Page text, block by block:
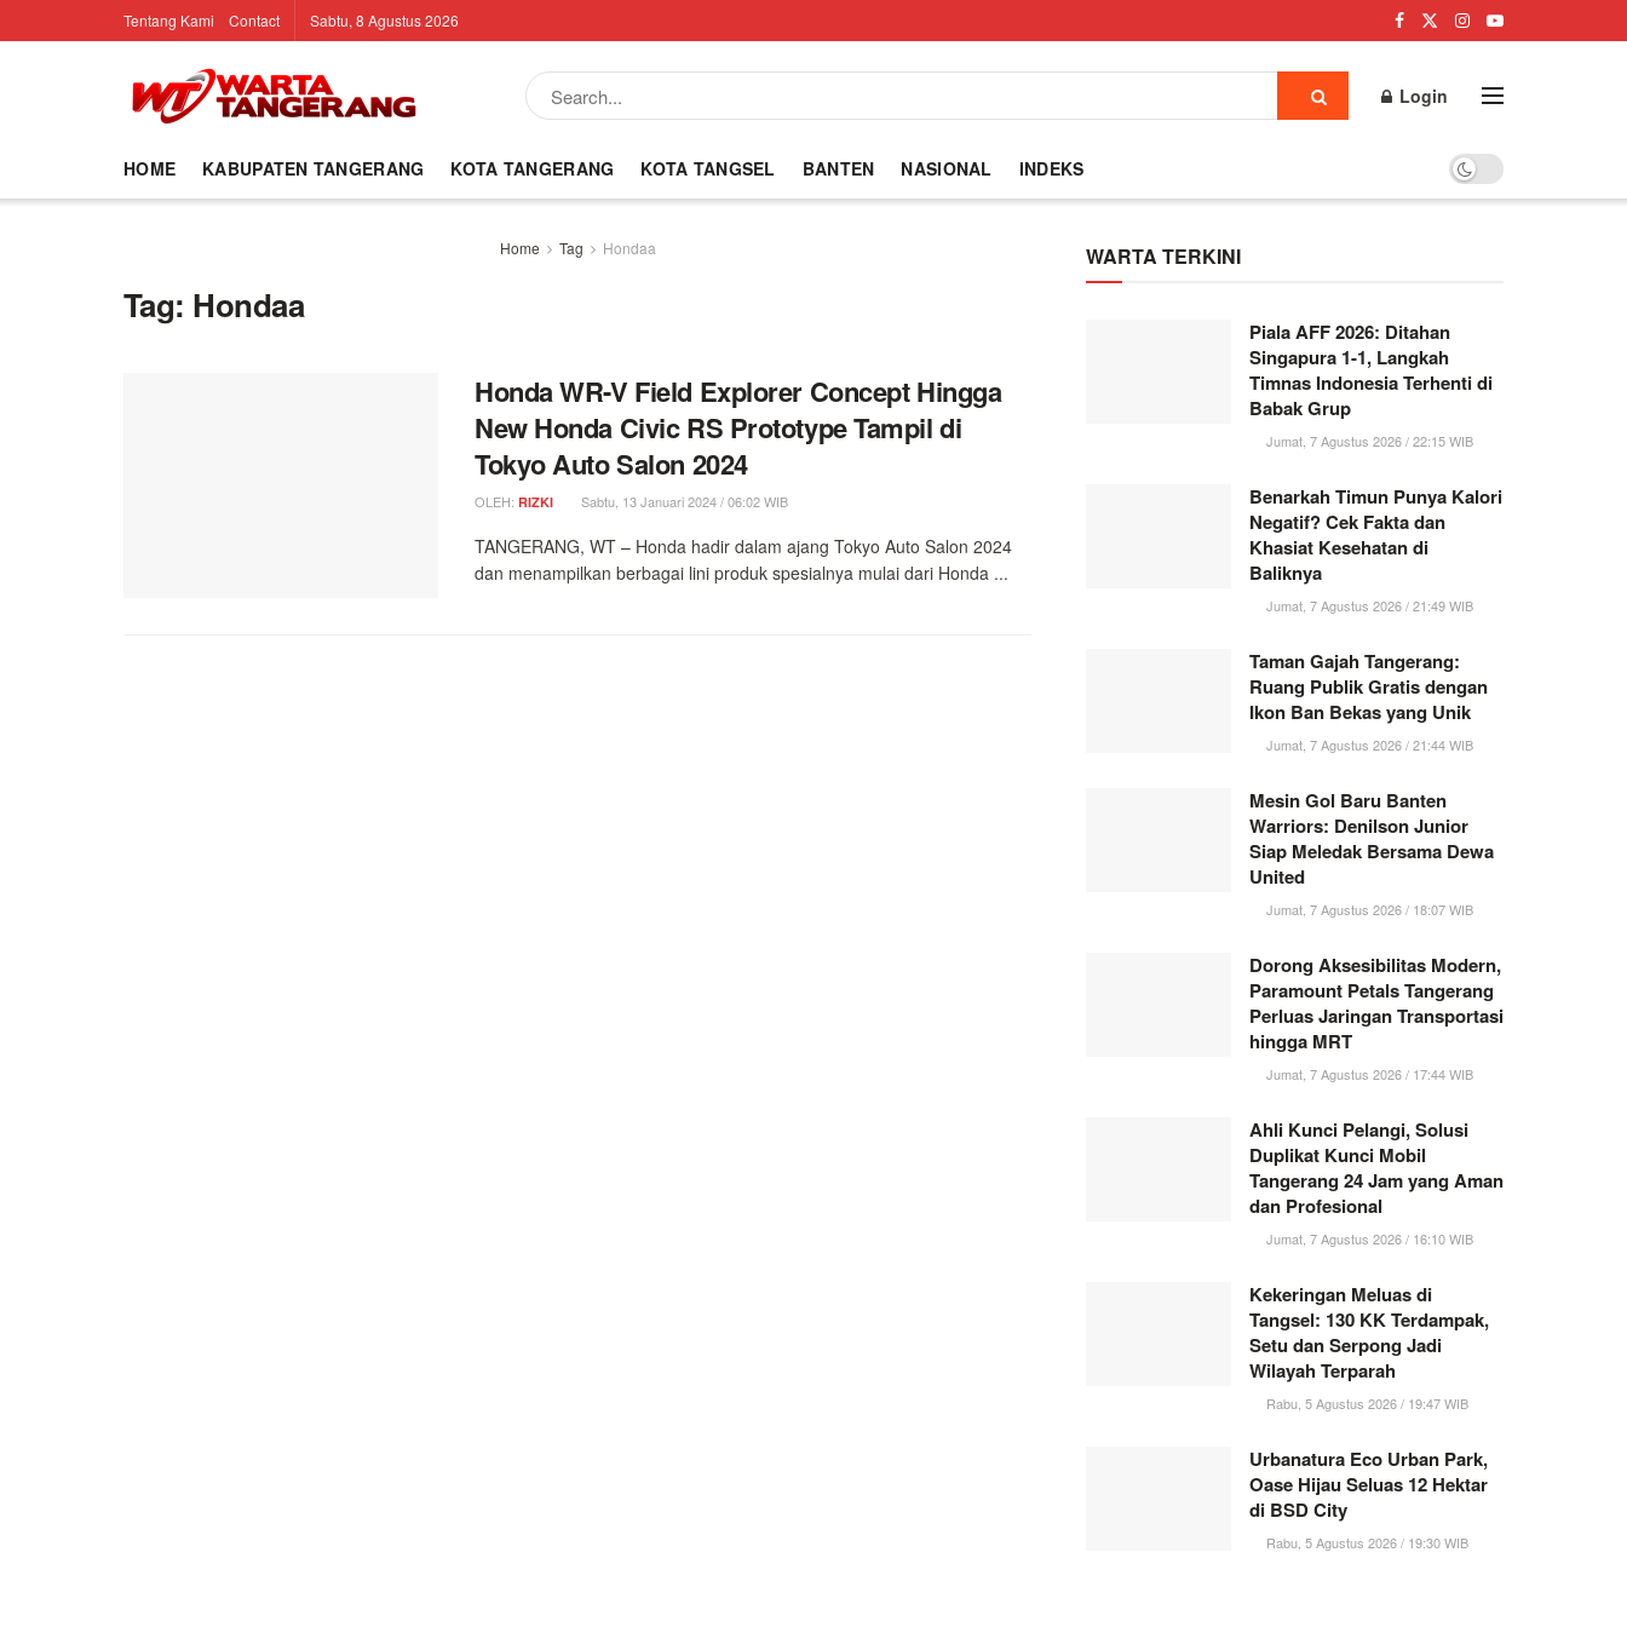
Tentang Kami Contact Sabtu, 8 Agustus 2026
Login
HOME KABUPATEN TANGERANG KOTA TANGERANG KOTA TANGSEL BANTEN NASIONAL INDEKS
Home Tag Hondaa
Tag: Hondaa
Honda WR-V Field Explorer Concept Hingga
New Honda Civic RS Prototype Tampil di
Tokyo Auto Salon 2024
OLEH: RIZKI Sabtu, 13 Januari 2024 / 06:02 WIB
TANGERANG, WT – Honda hadir dalam ajang Tokyo Auto Salon 2024
dan menampilkan berbagai lini produk spesialnya mulai dari Honda ...
WARTA TERKINI
Piala AFF 2026: Ditahan
Singapura 1-1, Langkah
Timnas Indonesia Terhenti di
Babak Grup
Jumat, 7 Agustus 2026 / 22:15 WIB
Benarkah Timun Punya Kalori
Negatif? Cek Fakta dan
Khasiat Kesehatan di
Baliknya
Jumat, 7 Agustus 2026 / 21:49 WIB
Taman Gajah Tangerang:
Ruang Publik Gratis dengan
Ikon Ban Bekas yang Unik
Jumat, 7 Agustus 2026 / 21:44 WIB
Mesin Gol Baru Banten
Warriors: Denilson Junior
Siap Meledak Bersama Dewa
United
Jumat, 7 Agustus 2026 / 18:07 WIB
Dorong Aksesibilitas Modern,
Paramount Petals Tangerang
Perluas Jaringan Transportasi
hingga MRT
Jumat, 7 Agustus 2026 / 17:44 WIB
Ahli Kunci Pelangi, Solusi
Duplikat Kunci Mobil
Tangerang 24 Jam yang Aman
dan Profesional
Jumat, 7 Agustus 2026 / 16:10 WIB
Kekeringan Meluas di
Tangsel: 130 KK Terdampak,
Setu dan Serpong Jadi
Wilayah Terparah
Rabu, 5 Agustus 2026 / 19:47 WIB
Urbanatura Eco Urban Park,
Oase Hijau Seluas 12 Hektar
di BSD City
Rabu, 5 Agustus 2026 / 19:30 WIB